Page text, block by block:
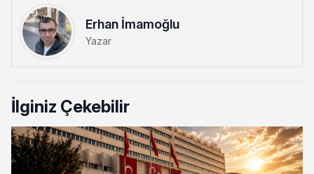
Erhan İmamoğlu
Yazar
İlginiz Çekebilir